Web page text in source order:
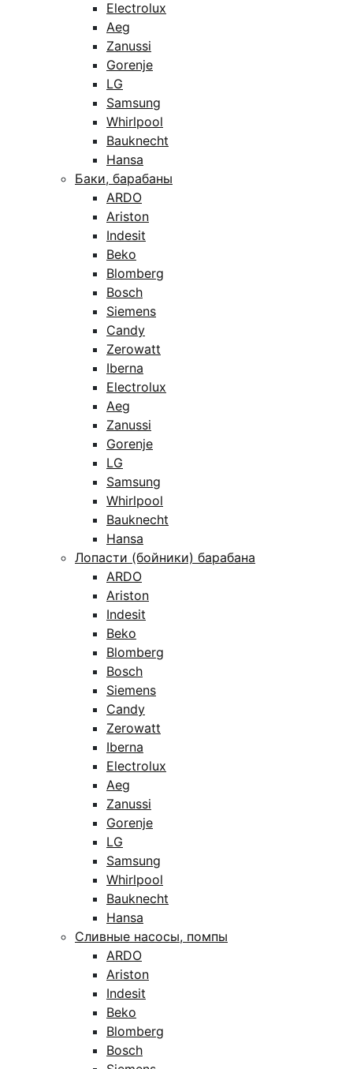
Electrolux
Aeg
Zanussi
Gorenje
LG
Samsung
Whirlpool
Bauknecht
Hansa
Баки, барабаны
ARDO
Ariston
Indesit
Beko
Blomberg
Bosch
Siemens
Candy
Zerowatt
Iberna
Electrolux
Aeg
Zanussi
Gorenje
LG
Samsung
Whirlpool
Bauknecht
Hansa
Лопасти (бойники) барабана
ARDO
Ariston
Indesit
Beko
Blomberg
Bosch
Siemens
Candy
Zerowatt
Iberna
Electrolux
Aeg
Zanussi
Gorenje
LG
Samsung
Whirlpool
Bauknecht
Hansa
Сливные насосы, помпы
ARDO
Ariston
Indesit
Beko
Blomberg
Bosch